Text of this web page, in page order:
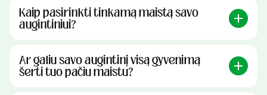
Kaip pasirinkti tinkamą maistą savo
augintiniui?
Ar galiu savo augintinį visą gyvenimą
šerti tuo pačiu maistu?